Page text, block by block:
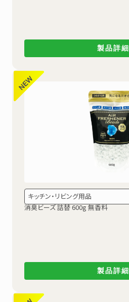
製品詳細
キッチン・リビング用品
消臭ビーズ 詰替 600g 無香料
製品詳細